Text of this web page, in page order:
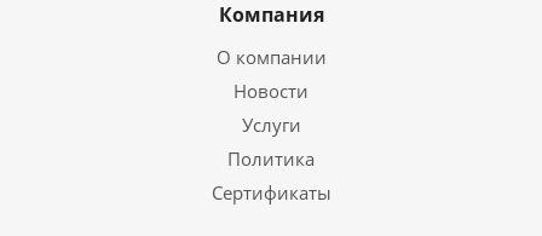
Компания
О компании
Новости
Услуги
Политика
Сертификаты